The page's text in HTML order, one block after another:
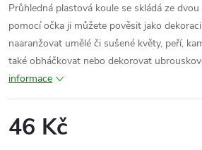
Průhledná plastová koule se skládá ze
pomocí očka ji můžete pověsit jako
naaranžovat umělé či sušené květy, peří,
také obháčkovat nebo dekorovat
informace
46 Kč